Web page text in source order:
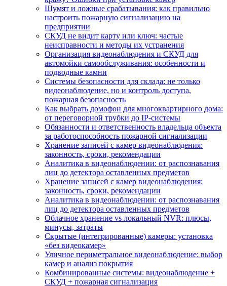
Шумят и ложные срабатывания: как правильно
настроить пожарную сигнализацию на
предприятии
СКУД не видит карту или ключ: частые
неисправности и методы их устранения
Организация видеонаблюдения и СКУД для
автомойки самообслуживания: особенности и
подводные камни
Системы безопасности для склада: не только
видеонаблюдение, но и контроль доступа,
пожарная безопасность
Как выбрать домофон для многоквартирного дома:
от переговорной трубки до IP-системы
Обязанности и ответственность владельца объекта
за работоспособность пожарной сигнализации
Хранение записей с камер видеонаблюдения:
законность, сроки, рекомендации
Аналитика в видеонаблюдении: от распознавания
лиц до детектора оставленных предметов
Хранение записей с камер видеонаблюдения:
законность, сроки, рекомендации
Аналитика в видеонаблюдении: от распознавания
лиц до детектора оставленных предметов
Облачное хранение vs локальный NVR: плюсы,
минусы, затраты
Скрытые (интегрированные) камеры: установка
«без видеокамер»
Уличное периметральное видеонаблюдение: выбор
камер и анализ покрытия
Комбинированные системы: видеонаблюдение +
СКУД + пожарная сигнализация